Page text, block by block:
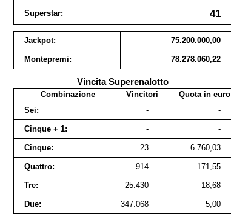
Superstar: 41
Jackpot: 75.200.000,00
Montepremi: 78.278.060,22
Vincita Superenalotto
Combinazione Vincitori
Quota in euro
Sei:
- -
Cinque + 1: - -
Cinque: 23 6.760,03
Quattro: 914 171,55
Tre: 25.430 18,68
Due: 347.068 5,00